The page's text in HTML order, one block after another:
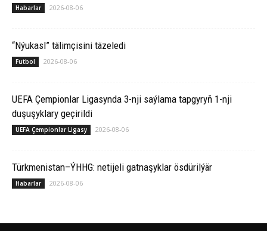
Habarlar 2026-08-06
“Nýukasl” tälimçisini täzeledi
Futbol 2026-08-06
UEFA Çempionlar Ligasynda 3-nji saýlama tapgyryň 1-nji
duşuşyklary geçirildi
UEFA Çempionlar Ligasy 2026-08-06
Türkmenistan–ÝHHG: netijeli gatnaşyklar ösdürilýär
Habarlar 2026-08-06